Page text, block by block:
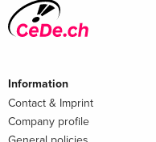
Information
Contact & Imprint
Company profile